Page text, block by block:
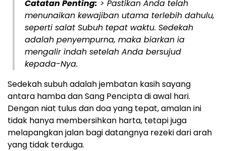
Catatan Penting: > Pastikan Anda telah
menunaikan kewajiban utama terlebih dahulu,
seperti salat Subuh tepat waktu. Sedekah
adalah penyempurna, maka biarkan ia
mengalir indah setelah Anda bersujud
kepada-Nya.
Sedekah subuh adalah jembatan kasih sayang
antara hamba dan Sang Pencipta di awal hari.
Dengan niat tulus dan doa yang tepat, amalan ini
tidak hanya membersihkan harta, tetapi juga
melapangkan jalan bagi datangnya rezeki dari arah
yang tidak terduga.